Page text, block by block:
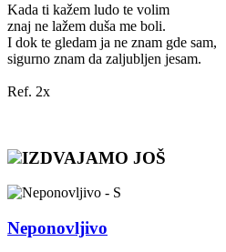
Kada ti kažem ludo te volim
znaj ne lažem duša me boli.
I dok te gledam ja ne znam gde sam,
sigurno znam da zaljubljen jesam.
Ref. 2x
IZDVAJAMO JOŠ
Neponovljivo